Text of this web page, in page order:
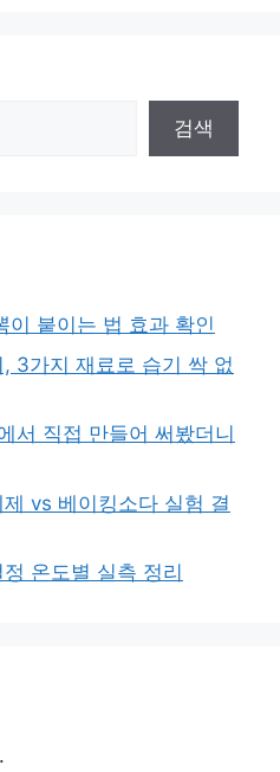
검색
이 붙이는 법 효과 확인
3가지 재료로 습기 싹 없
서 직접 만들어 써봤더니
vs 베이킹소다 실험 결
온도별 실측 정리